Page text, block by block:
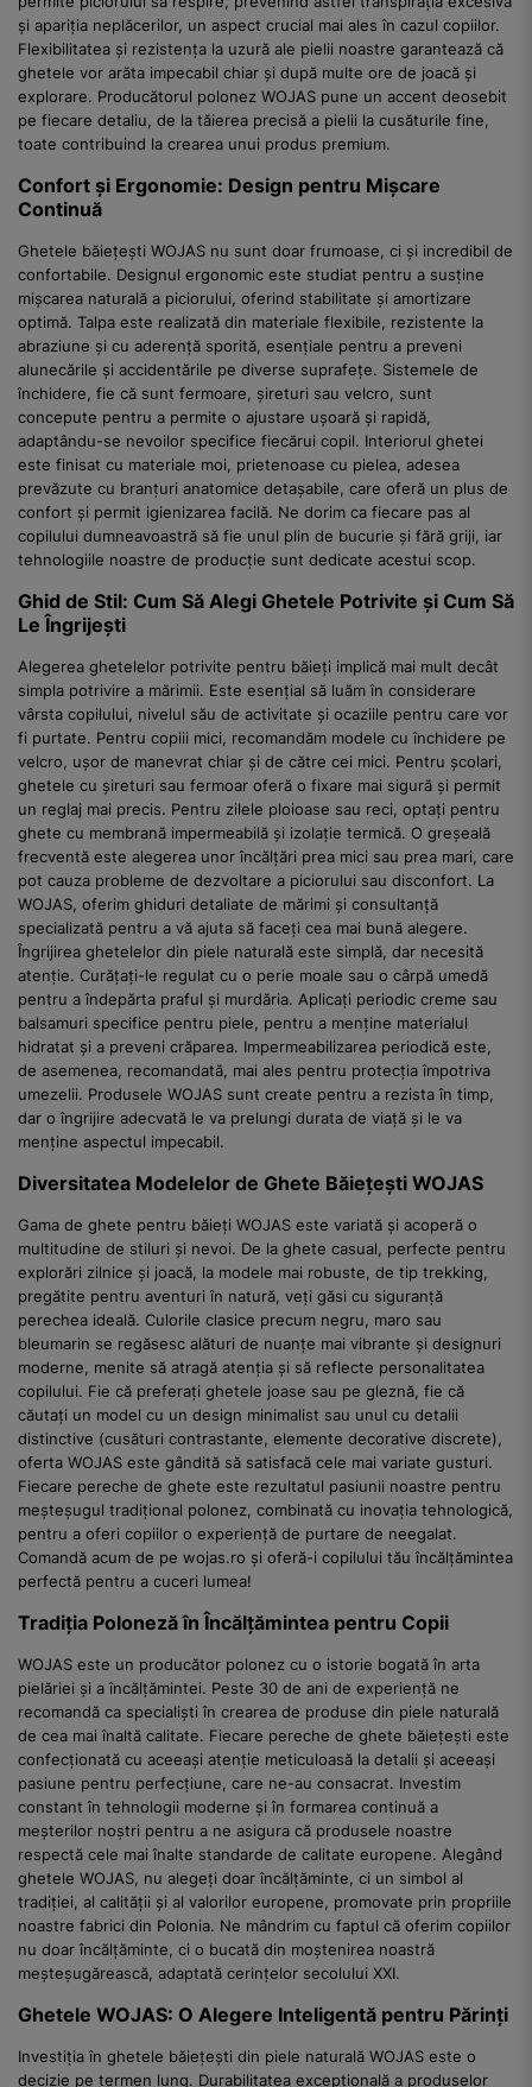
și apariția neplăcerilor, un aspect crucial mai ales în cazul copiilor.
Flexibilitatea și rezistența la uzură ale pielii noastre garantează că
ghetele vor arăta impecabil chiar și după multe ore de joacă și
explorare. Producătorul polonez WOJAS pune un accent deosebit
pe fiecare detaliu, de la tăierea precisă a pielii la cusăturile fine,
toate contribuind la crearea unui produs premium.
Confort și Ergonomie: Design pentru Mișcare
Continuă
Ghetele băiețești WOJAS nu sunt doar frumoase, ci și incredibil de
confortabile. Designul ergonomic este studiat pentru a susține
mișcarea naturală a piciorului, oferind stabilitate și amortizare
optimă. Talpa este realizată din materiale flexibile, rezistente la
abraziune și cu aderență sporită, esențiale pentru a preveni
alunecările și accidentările pe diverse suprafețe. Sistemele de
închidere, fie că sunt fermoare, șireturi sau velcro, sunt
concepute pentru a permite o ajustare ușoară și rapidă,
adaptându-se nevoilor specifice fiecărui copil. Interiorul ghetei
este finisat cu materiale moi, prietenoase cu pielea, adesea
prevăzute cu branțuri anatomice detașabile, care oferă un plus de
confort și permit igienizarea facilă. Ne dorim ca fiecare pas al
copilului dumneavoastră să fie unul plin de bucurie și fără griji, iar
tehnologiile noastre de producție sunt dedicate acestui scop.
Ghid de Stil: Cum Să Alegi Ghetele Potrivite și Cum Să
Le Îngrijești
Alegerea ghetelelor potrivite pentru băieți implică mai mult decât
simpla potrivire a mărimii. Este esențial să luăm în considerare
vârsta copilului, nivelul său de activitate și ocaziile pentru care vor
fi purtate. Pentru copiii mici, recomandăm modele cu închidere pe
velcro, ușor de manevrat chiar și de către cei mici. Pentru școlari,
ghetele cu șireturi sau fermoar oferă o fixare mai sigură și permit
un reglaj mai precis. Pentru zilele ploioase sau reci, optați pentru
ghete cu membrană impermeabilă și izolație termică. O greșeală
frecventă este alegerea unor încălțări prea mici sau prea mari, care
pot cauza probleme de dezvoltare a piciorului sau disconfort. La
WOJAS, oferim ghiduri detaliate de mărimi și consultanță
specializată pentru a vă ajuta să faceți cea mai bună alegere.
Îngrijirea ghetelelor din piele naturală este simplă, dar necesită
atenție. Curățați-le regulat cu o perie moale sau o cârpă umedă
pentru a îndepărta praful și murdăria. Aplicați periodic creme sau
balsamuri specifice pentru piele, pentru a menține materialul
hidratat și a preveni crăparea. Impermeabilizarea periodică este,
de asemenea, recomandată, mai ales pentru protecția împotriva
umezelii. Produsele WOJAS sunt create pentru a rezista în timp,
dar o îngrijire adecvată le va prelungi durata de viață și le va
menține aspectul impecabil.
Diversitatea Modelelor de Ghete Băiețești WOJAS
Gama de ghete pentru băieți WOJAS este variată și acoperă o
multitudine de stiluri și nevoi. De la ghete casual, perfecte pentru
explorări zilnice și joacă, la modele mai robuste, de tip trekking,
pregătite pentru aventuri în natură, veți găsi cu siguranță
perechea ideală. Culorile clasice precum negru, maro sau
bleumarin se regăsesc alături de nuanțe mai vibrante și designuri
moderne, menite să atragă atenția și să reflecte personalitatea
copilului. Fie că preferați ghetele joase sau pe gleznă, fie că
căutați un model cu un design minimalist sau unul cu detalii
distinctive (cusături contrastante, elemente decorative discrete),
oferta WOJAS este gândită să satisfacă cele mai variate gusturi.
Fiecare pereche de ghete este rezultatul pasiunii noastre pentru
meșteșugul tradițional polonez, combinată cu inovația tehnologică,
pentru a oferi copiilor o experiență de purtare de neegalat.
Comandă acum de pe wojas.ro și oferă-i copilului tău încălțămintea
perfectă pentru a cuceri lumea!
Tradiția Poloneză în Încălțămintea pentru Copii
WOJAS este un producător polonez cu o istorie bogată în arta
pielăriei și a încălțămintei. Peste 30 de ani de experiență ne
recomandă ca specialiști în crearea de produse din piele naturală
de cea mai înaltă calitate. Fiecare pereche de ghete băiețești este
confecționată cu aceeași atenție meticuloasă la detalii și aceeași
pasiune pentru perfecțiune, care ne-au consacrat. Investim
constant în tehnologii moderne și în formarea continuă a
meșterilor noștri pentru a ne asigura că produsele noastre
respectă cele mai înalte standarde de calitate europene. Alegând
ghetele WOJAS, nu alegeți doar încălțăminte, ci un simbol al
tradiției, al calității și al valorilor europene, promovate prin propriile
noastre fabrici din Polonia. Ne mândrim cu faptul că oferim copiilor
nu doar încălțăminte, ci o bucată din moștenirea noastră
meșteșugărească, adaptată cerințelor secolului XXI.
Ghetele WOJAS: O Alegere Inteligentă pentru Părinți
Investiția în ghetele băiețești din piele naturală WOJAS este o
decizie pe termen lung. Durabilitatea excepțională a produselor